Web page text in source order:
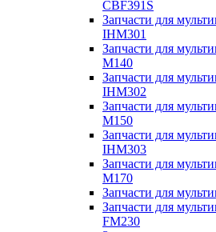
CBF391S
Запчасти для
IHM301
Запчасти для
M140
Запчасти для
IHM302
Запчасти для
M150
Запчасти для
IHM303
Запчасти для
M170
Запчасти для
Запчасти для
FM230